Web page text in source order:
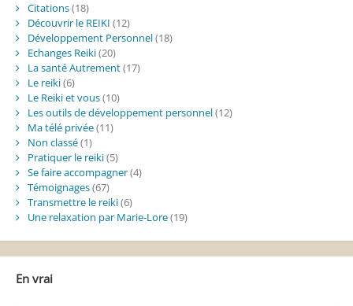
Citations(18)
Découvrir le REIKI (12)
Développement Personnel(18)
Echanges Reiki(20)
La santé Autrement(17)
Le reiki(6)
Le Reiki et vous(10)
Les outils de développement personnel(12)
Ma télé privée(11)
Non classé(1)
Pratiquer le reiki(5)
Se faire accompagner(4)
Témoignages(67)
Transmettre le reiki(6)
Une relaxation par Marie-Lore(19)
En vrai